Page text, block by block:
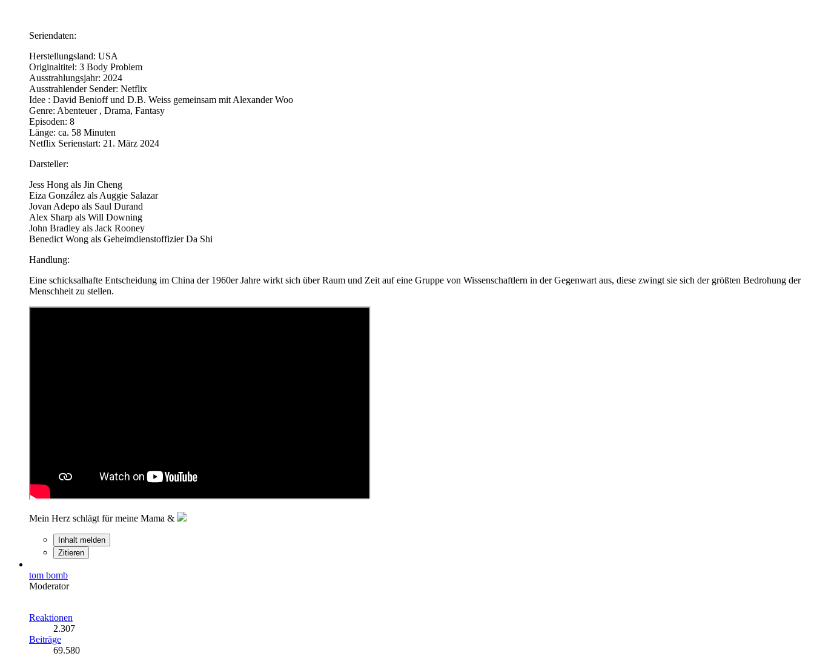
Seriendaten:
Herstellungsland: USA
Originaltitel: 3 Body Problem
Ausstrahlungsjahr: 2024
Ausstrahlender Sender: Netflix
Idee : David Benioff und D.B. Weiss gemeinsam mit Alexander Woo
Genre: Abenteuer , Drama, Fantasy
Episoden: 8
Länge: ca. 58 Minuten
Netflix Serienstart: 21. März 2024
Darsteller:
Jess Hong als Jin Cheng
Eiza González als Auggie Salazar
Jovan Adepo als Saul Durand
Alex Sharp als Will Downing
John Bradley als Jack Rooney
Benedict Wong als Geheimdienstoffizier Da Shi
Handlung:
Eine schicksalhafte Entscheidung im China der 1960er Jahre wirkt sich über Raum und Zeit auf eine Gruppe von Wissenschaftlern in der Gegenwart aus, diese zwingt sie sich der größten Bedrohung der
Menschheit zu stellen.
Mein Herz schlägt für meine Mama &
Inhalt melden
Zitieren
tom bomb
Moderator
Reaktionen
2.307
Beiträge
69.580